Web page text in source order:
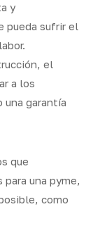
y
pueda sufrir el
el
a los
una garantía
que
una pyme,
como